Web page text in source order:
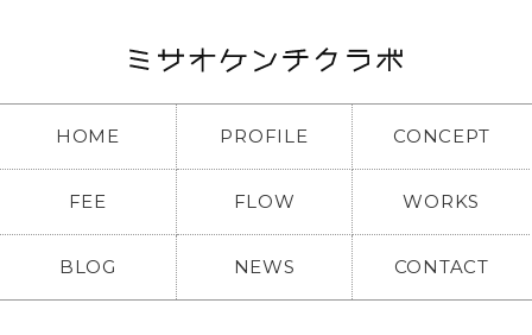
HOME PROFILE CONCEPT
FEE FLOW WORKS
BLOG NEWS CONTACT